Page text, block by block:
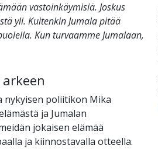
vastoinkäymisiä. Joskus
yli. Kuitenkin Jumala pitää
Kun turvaamme Jumalaan,
nykyisen poliitikon Mika
ja Jumalan
jokaisen elämää
ja kiinnostavalla otteella.